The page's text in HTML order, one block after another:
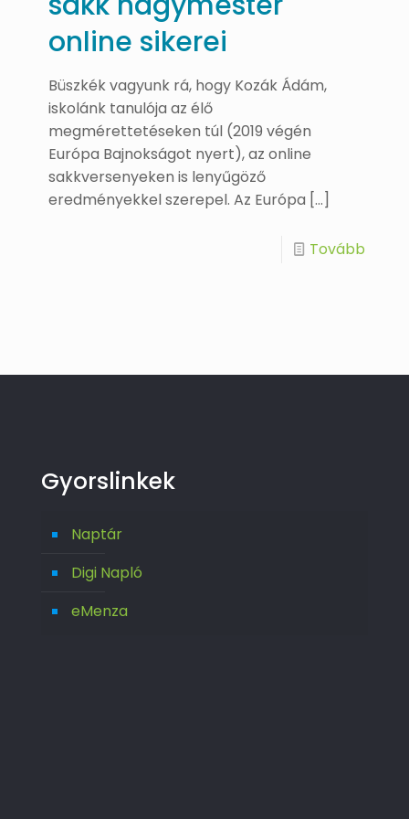
online sikerei
Büszkék vagyunk rá, hogy Kozák Ádám,
iskolánk tanulója az élő
megmérettetéseken túl (2019 végén
Európa Bajnokságot nyert), az online
sakkversenyeken is lenyűgöző
eredményekkel szerepel. Az Európa […]
Tovább
Gyorslinkek
Naptár
Digi Napló
eMenza